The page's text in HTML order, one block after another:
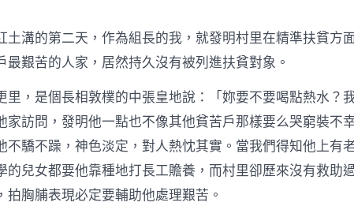
土溝的第二天，作為組長的我，就發明村里在精準扶貧方
最艱苦的人家，居然持久沒有被列進扶貧對象。
里，是個長相敦樸的中張皇地說：「妳要不要喝點熱水？
家訪問，發明他一點也不像其他貧苦戶那樣要么哭窮裝不
不驕不躁，神色淡定，對人熱忱其實。當我們得知他上有
的兒女都要他靠種地打長工贍養，而村里卻歷來沒有救助
胸脯表現必定要輔助他處理艱苦。